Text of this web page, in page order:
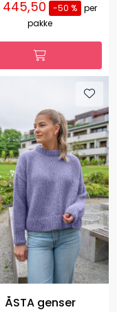
445,50 -50 %
per
pakke
ÅSTA genser